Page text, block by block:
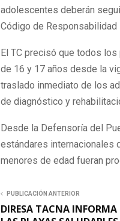
adolescentes deberán
Código de
El TC precisó que todos
de 16 y 17 años desde la
traslado inmediato de los
de diagnóstico y
Desde la Defensoría del
estándares internacionales
menores de edad fueran
PUBLICACIÓN ANTERIOR
DIRESA TACNA INFORMA